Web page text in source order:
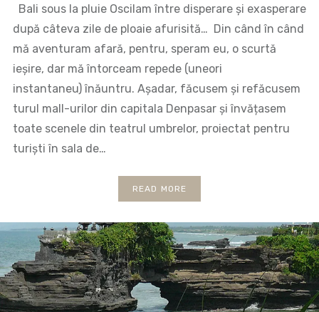
Bali sous la pluie Oscilam între disperare și exasperare
după câteva zile de ploaie afurisită… Din când în când
mă aventuram afară, pentru, speram eu, o scurtă
ieșire, dar mă întorceam repede (uneori
instantaneu) înăuntru. Așadar, făcusem și refăcusem
turul mall-urilor din capitala Denpasar și învățasem
toate scenele din teatrul umbrelor, proiectat pentru
turiști în sala de…
READ MORE